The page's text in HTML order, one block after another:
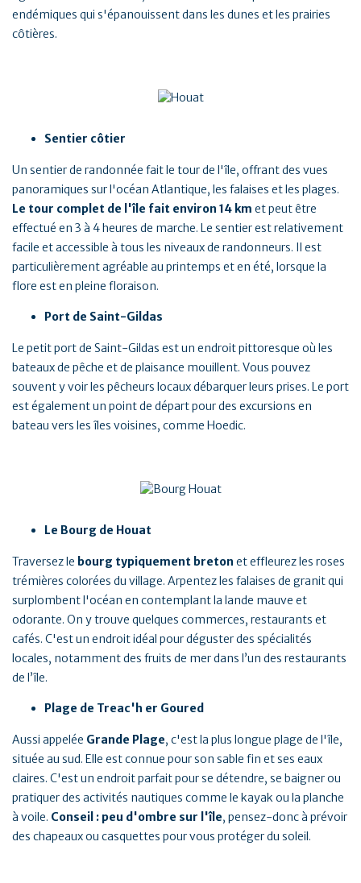
endémiques qui s'épanouissent dans les dunes et les prairies
côtières.
Sentier côtier
Un sentier de randonnée fait le tour de l'île, offrant des vues
panoramiques sur l'océan Atlantique, les falaises et les plages.
Le tour complet de l'île fait environ 14 km et peut être
effectué en 3 à 4 heures de marche. Le sentier est relativement
facile et accessible à tous les niveaux de randonneurs. Il est
particulièrement agréable au printemps et en été, lorsque la
flore est en pleine floraison.
Port de Saint-Gildas
Le petit port de Saint-Gildas est un endroit pittoresque où les
bateaux de pêche et de plaisance mouillent. Vous pouvez
souvent y voir les pêcheurs locaux débarquer leurs prises. Le port
est également un point de départ pour des excursions en
bateau vers les îles voisines, comme Hoedic.
Le Bourg de Houat
Traversez le bourg typiquement breton et effleurez les roses
trémières colorées du village. Arpentez les falaises de granit qui
surplombent l'océan en contemplant la lande mauve et
odorante. On y trouve quelques commerces, restaurants et
cafés. C'est un endroit idéal pour déguster des spécialités
locales, notamment des fruits de mer dans l’un des restaurants
de l’île.
Plage de Treac'h er Goured
Aussi appelée Grande Plage, c'est la plus longue plage de l'île,
située au sud. Elle est connue pour son sable fin et ses eaux
claires. C'est un endroit parfait pour se détendre, se baigner ou
pratiquer des activités nautiques comme le kayak ou la planche
à voile. Conseil : peu d'ombre sur l'île, pensez-donc à prévoir
des chapeaux ou casquettes pour vous protéger du soleil.